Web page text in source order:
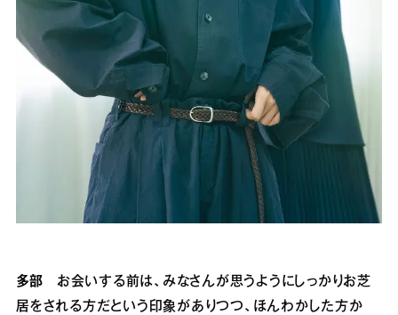
多部 お会いする前は、みなさんが思うようにしっかりお芝
居をされる方だという印象がありつつ、ほんわかした方か